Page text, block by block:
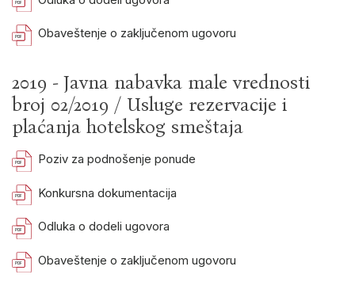
Obaveštenje o zaključenom ugovoru
2019 - Javna nabavka male vrednosti
broj 02/2019 / Usluge rezervacije i
plaćanja hotelskog smeštaja
Poziv za podnošenje ponude
Konkursna dokumentacija
Odluka o dodeli ugovora
Obaveštenje o zaključenom ugovoru